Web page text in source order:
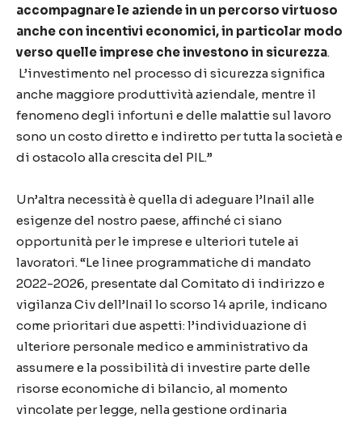
accompagnare le aziende in un percorso virtuoso
anche con incentivi economici, in particolar modo
verso quelle imprese che investono in sicurezza.
L’investimento nel processo di sicurezza significa
anche maggiore produttività aziendale, mentre il
fenomeno degli infortuni e delle malattie sul lavoro
sono un costo diretto e indiretto per tutta la società e
di ostacolo alla crescita del PIL.”
Un’altra necessità è quella di adeguare l’Inail alle
esigenze del nostro paese, affinché ci siano
opportunità per le imprese e ulteriori tutele ai
lavoratori. “Le linee programmatiche di mandato
2022-2026, presentate dal Comitato di indirizzo e
vigilanza Civ dell’Inail lo scorso 14 aprile, indicano
come prioritari due aspetti: l’individuazione di
ulteriore personale medico e amministrativo da
assumere e la possibilità di investire parte delle
risorse economiche di bilancio, al momento
vincolate per legge, nella gestione ordinaria